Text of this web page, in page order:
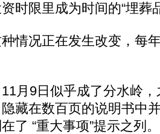
时限里成为时间的“埋葬
况正在发生改变，每
9日似乎成了分水岭，
藏在数百页的说明书中
了 “重大事项”提示之列。